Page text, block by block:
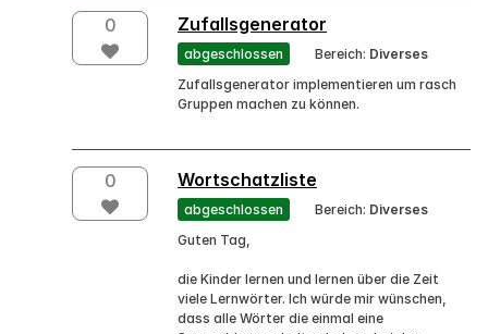
0 Zufallsgenerator
abgeschlossen Bereich: Diverses
Zufallsgenerator implementieren um rasch
Gruppen machen zu können.
0 Wortschatzliste
abgeschlossen Bereich: Diverses
Guten Tag,
die Kinder lernen und lernen über die Zeit
viele Lernwörter. Ich würde mir wünschen,
dass alle Wörter die einmal eine